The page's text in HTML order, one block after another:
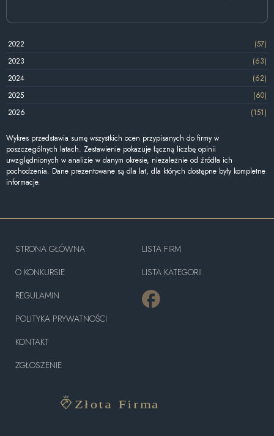
2022
(57)
2023
(63)
2024
(62)
2025
(60)
2026
(151)
Wykres przedstawia sumę wszystkich ocen przypisanych do firmy w
poszczególnych latach. Zestawienie pokazuje łączną liczbę opinii
uwzględnionych w analizie w danym okresie, niezależnie od źródła ich
pochodzenia. Dane prezentowane są dla lat, dla których dostępne były kompletne
informacje.
STRONA GŁÓWNA
O KONKURSIE
REGULAMIN
POLITYKA PRYWATNOŚCI
KONTAKT
ZGŁOSZENIE
LISTA FIRM
LISTA KATEGORII